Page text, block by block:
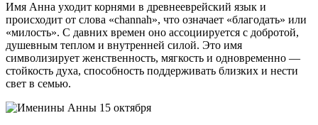
Имя Анна уходит корнями в древнееврейский язык и
происходит от слова «channah», что означает «благодать» или
«милость». С давних времен оно ассоциируется с добротой,
душевным теплом и внутренней силой. Это имя
символизирует женственность, мягкость и одновременно —
стойкость духа, способность поддерживать близких и нести
свет в семью.